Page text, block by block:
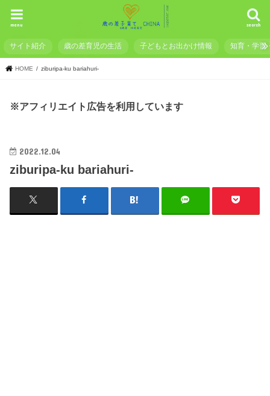
search
menu
サイト紹介 歳の差育児の生活 子どもとお出かけ情報 知育・学習
HOME ziburipa-ku bariahuri-
※アフィリエイト広告を利用しています
2022.12.04
ziburipa-ku bariahuri-